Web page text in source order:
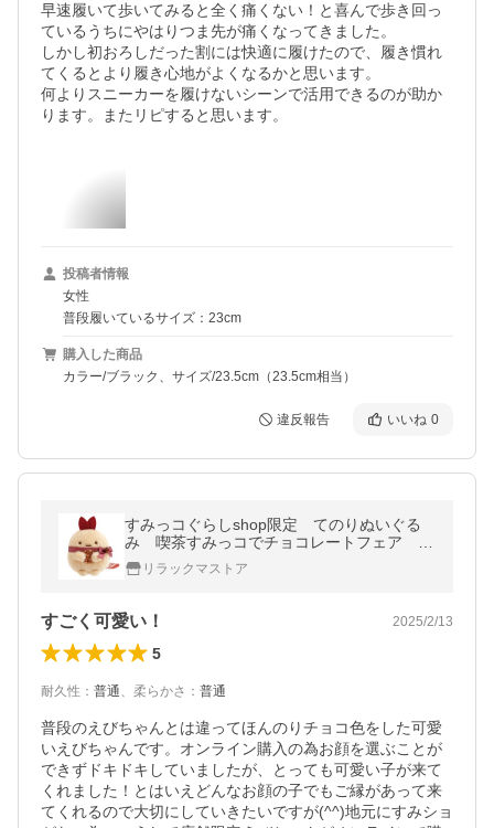
早速履いて歩いてみると全く痛くない！と喜んで歩き回っ
ているうちにやはりつま先が痛くなってきました。
しかし初おろしだった割には快適に履けたので、履き慣れ
てくるとより履き心地がよくなるかと思います。
何よりスニーカーを履けないシーンで活用できるのが助か
投稿者情報
女性
普段履いているサイズ：23cm
購入した商品
カラー/ブラック、サイズ/23.5cm（23.5cm相当）
違反報告 いいね 0
すみっコぐらしshop限定 てのりぬいぐる
み 喫茶すみっコでチョコレートフェア え
びふらいのしっぽ
リラックマストア
すごく可愛い！ 2025/2/13
5
耐久性 ： 普通、 柔らかさ ： 普通
普段のえびちゃんとは違ってほんのりチョコ色をした可愛
いえびちゃんです。オンライン購入の為お顔を選ぶことが
できずドキドキしていましたが、とっても可愛い子が来て
くれました！とはいえどんなお顔の子でもご縁があって来
てくれるので大切にしていきたいですが(^^)地元にすみショ